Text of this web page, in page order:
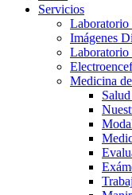
Servicios
Imágenes
Laboratorio
Medicina